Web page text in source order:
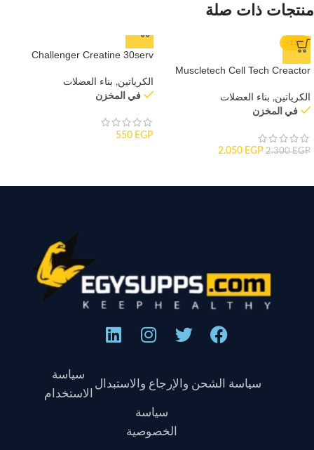
منتجات ذات صلة
-11%
Muscletech Cell Tech Creactor
الكرياتين, بناء العضلات
في المخزن
2.300EGP
2.050 EGP
Challenger Creatine 30serv
الكرياتين, بناء العضلات
في المخزن
550 EGP
سياسة الشحن والإرجاع والاستبدال
سياسة
الاستخدام
سياسة
الخصوصية